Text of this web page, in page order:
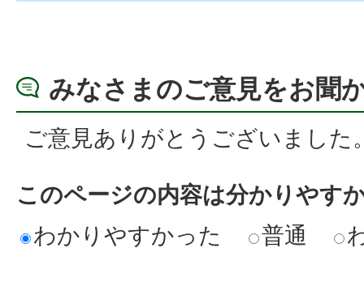
みなさまのご意見をお聞
ご意見ありがとうございました
このページの内容は分かりやす
わかりやすかった
普通